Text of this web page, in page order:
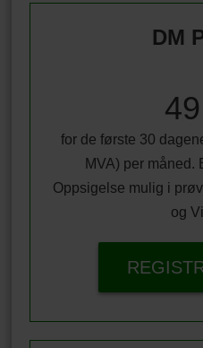
DM
for de første 30
MVA) per måned.
Oppsigelse mulig i
og